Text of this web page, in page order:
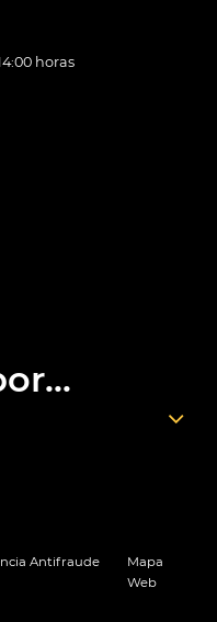
horas
Antifraude
Mapa
Web